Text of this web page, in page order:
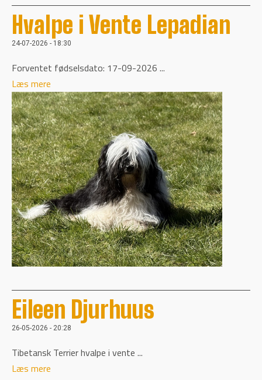
Hvalpe i Vente Lepadian
24-07-2026 - 18:30
Forventet fødselsdato: 17-09-2026 ...
Læs mere
Eileen Djurhuus
26-05-2026 - 20:28
Tibetansk Terrier hvalpe i vente ...
Læs mere